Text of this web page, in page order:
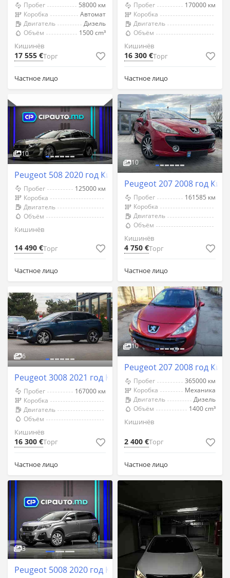
Пробег
58000 км
Коробка
Автомат
Двигатель
Дизель
Объём
1500 cm³
Кишинёв
17 555 €Торг
Частное лицо
Пробег
170000 км
Коробка
Двигатель
Объём
Кишинёв
16 300 €Торг
Частное лицо
10
Peugeot 508 2020 год Кишинёв
Пробег
125000 км
Коробка
Двигатель
Объём
Кишинёв
14 490 €Торг
Частное лицо
10
Peugeot 207 2008 год
Пробег
161585 км
Коробка
Двигатель
Объём
Кишинёв
4 750 €Торг
Частное лицо
6
Peugeot 3008 2021 год Кишинёв
Пробег
167000 км
Коробка
Двигатель
Объём
Кишинёв
16 300 €Торг
Частное лицо
10
Peugeot 207 2008 год
Пробег
365000 км
Коробка
Механика
Двигатель
Дизель
Объём
1400 cm³
Кишинёв
2 400 €Торг
Частное лицо
3
Peugeot 5008 2020 год Кишинёв